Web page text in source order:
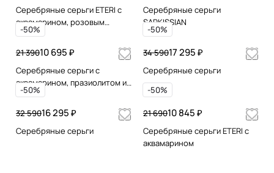
Серебряные серьги ETERI с
аквамарином, розовым
кварцем и жемчугом
Серебряные серьги
SARKISSIAN
-50%
10 695 ₽
21 390
Серебряные серьги с
аквамарином, празиолитом и
топазом
-50%
17 295 ₽
34 590
Серебряные серьги
-50%
16 295 ₽
32 590
Серебряные серьги
-50%
10 845 ₽
21 690
Серебряные серьги ETERI с
аквамарином